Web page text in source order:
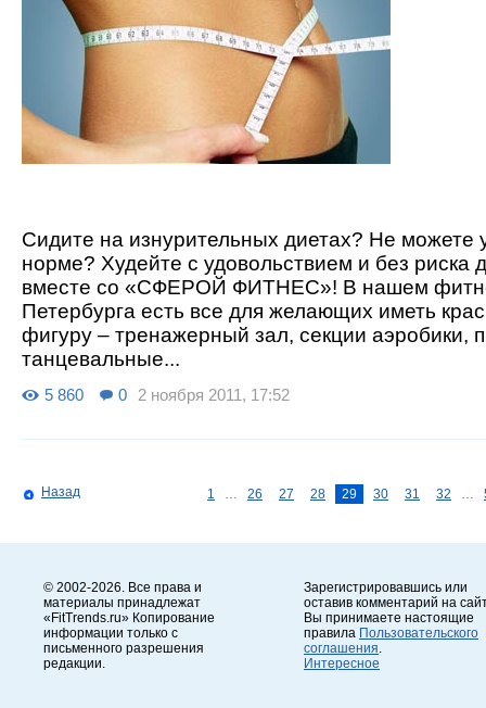
Сидите на изнурительных диетах? Не можете
норме? Худейте с удовольствием и без риска
вместе со «СФЕРОЙ ФИТНЕС»! В нашем
Петербурга есть все для желающих иметь
фигуру – тренажерный зал, секции аэробики,
танцевальные...
5 860 0 2 ноября 2011, 17:52
Назад 1 26 27 28 29 30 31 32
© 2002-2026. Все права и
материалы принадлежат
«FitTrends.ru» Копирование
информации только с
письменного разрешения
редакции.
Зарегистрировавшись или
оставив комментарий на
Вы принимаете настоящие
правила Пользовательского
соглашения
Интересное